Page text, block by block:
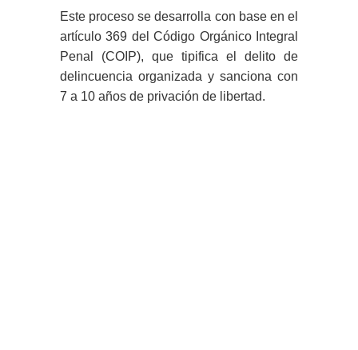
Este proceso se desarrolla con base en el
artículo 369 del Código Orgánico Integral
Penal (COIP), que tipifica el delito de
delincuencia organizada y sanciona con
7 a 10 años de privación de libertad.